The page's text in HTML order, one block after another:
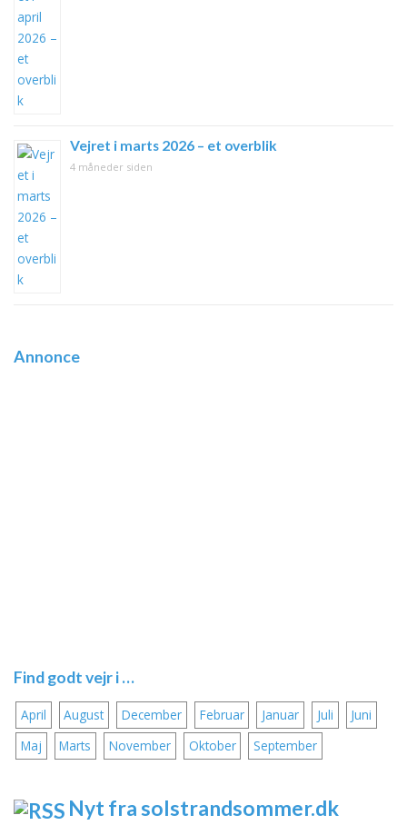
Vejret i marts 2026 – et overblik
4 måneder siden
Annonce
Find godt vejr i …
April August December Februar Januar Juli
Juni
Maj
Marts November Oktober September
Nyt fra solstrandsommer.dk